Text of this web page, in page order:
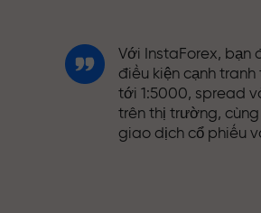
Với InstaForex, bạn
điều kiện cạnh tranh
tới 1:5000, spread
trên thị trường, cùng
giao dịch cổ phiếu